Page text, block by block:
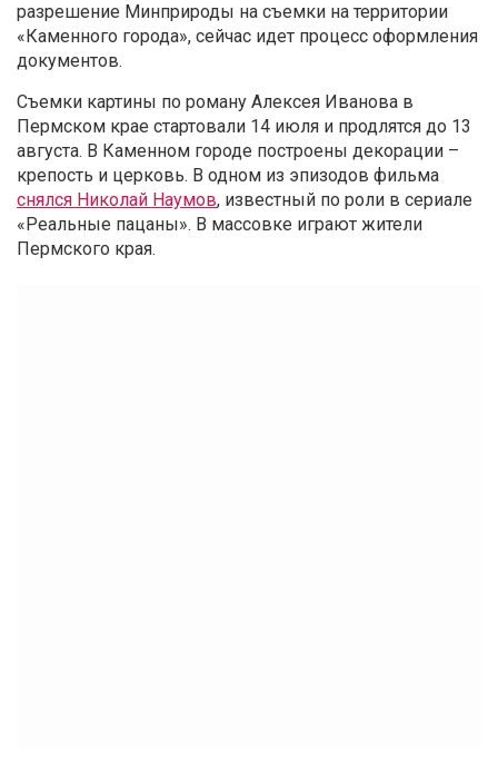
разрешение Минприроды на съемки на территории
«Каменного города», сейчас идет процесс оформления
документов.
Съемки картины по роману Алексея Иванова в
Пермском крае стартовали 14 июля и продлятся до 13
августа. В Каменном городе построены декорации –
крепость и церковь. В одном из эпизодов фильма
снялся Николай Наумов, известный по роли в сериале
«Реальные пацаны». В массовке играют жители
Пермского края.